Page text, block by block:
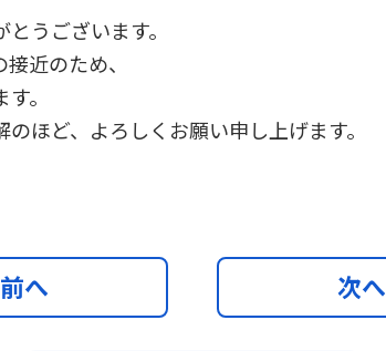
うございます。
近のため、
。
ほど、よろしくお願い申し上げます。
前へ 次へ